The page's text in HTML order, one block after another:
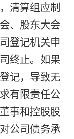
清算组应制
、股东大会
登记机关申
终止。如果
记，导致无
有限责任公
事和控股股
公司债务承